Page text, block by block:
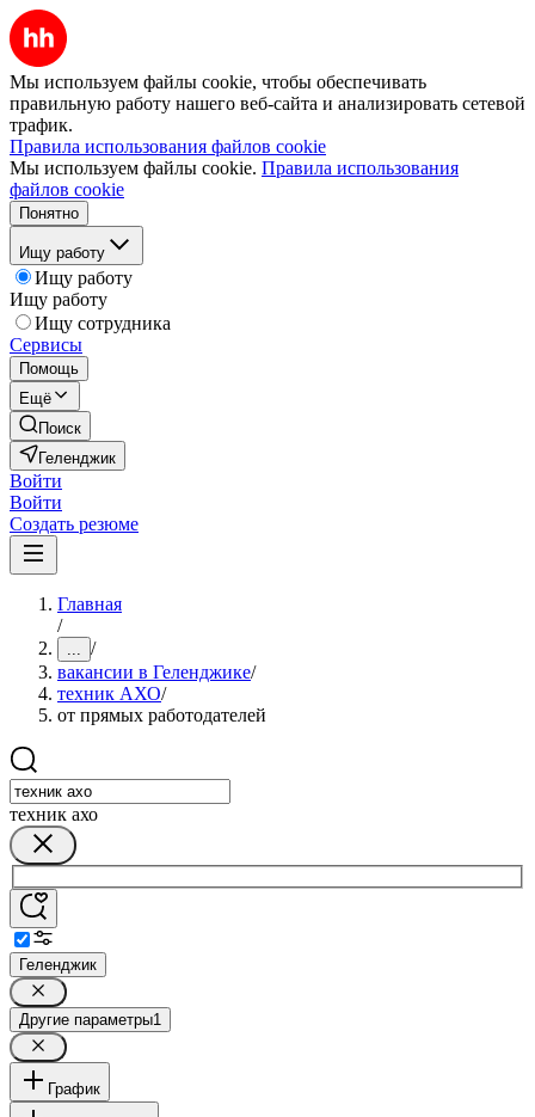
Мы используем файлы cookie, чтобы обеспечивать
правильную работу нашего веб-сайта и анализировать сетевой
трафик.
Правила использования файлов cookie
Мы используем файлы cookie. Правила использования
файлов cookie
Понятно
Ищу работу
Ищу работу
Ищу работу
Ищу сотрудника
Сервисы
Помощь
Ещё
Поиск
Геленджик
Войти
Войти
Создать резюме
Главная
/
... /
вакансии в Геленджике/
техник АХО/
от прямых работодателей
техник ахо
Геленджик
Другие параметры1
График